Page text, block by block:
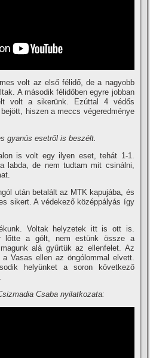
volt az első félidő, de a nagyobb
A második félidőben egyre jobban
volt a sikerünk. Ezúttal 4 védős
hiszen a meccs végeredménye
gyanús esetről is beszélt.
is volt egy ilyen eset, tehát 1-1.
labda, de nem tudtam mit csinálni,
után betalált az MTK kapujába, és
sikert. A védekező középpályás í­gy
Voltak helyzetek itt is ott is.
lőtte a gólt, nem estünk össze a
alá gyűrtük az ellenfelet. Az
Vasas ellen az öngólommal elvett.
helyünket a soron következő
Csaba nyilatkozata: